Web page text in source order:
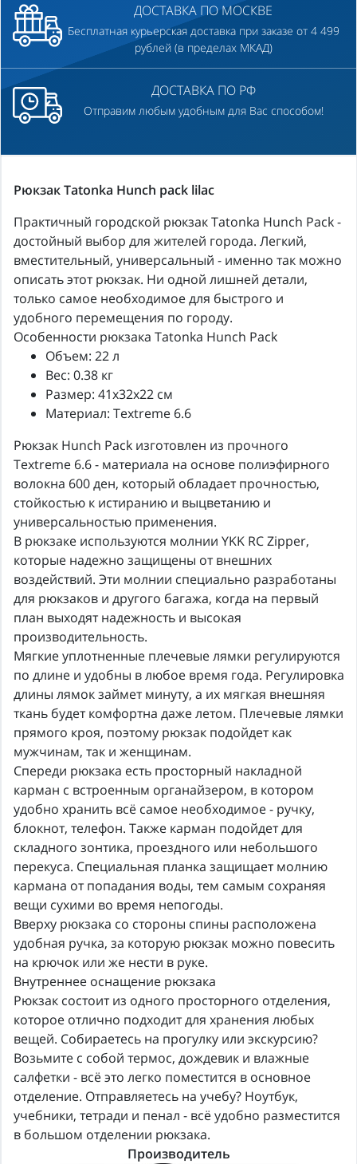
ДОСТАВКА ПО МОСКВЕ
Бесплатная курьерская доставка при заказе от 4 499
рублей (в пределах МКАД)
ДОСТАВКА ПО РФ
Отправим любым удобным для Вас способом!
Рюкзак Tatonka Hunch pack lilac
Практичный городской рюкзак Tatonka Hunch Pack -
достойный выбор для жителей города. Легкий,
вместительный, универсальный - именно так можно
описать этот рюкзак. Ни одной лишней детали,
только самое необходимое для быстрого и
удобного перемещения по городу.
Особенности рюкзака Tatonka Hunch Pack
Объем: 22 л
Вес: 0.38 кг
Размер: 41x32x22 см
Материал: Textreme 6.6
Рюкзак Hunch Pack изготовлен из прочного
Textreme 6.6 - материала на основе полиэфирного
волокна 600 ден, который обладает прочностью,
стойкостью к истиранию и выцветанию и
универсальностью применения.
В рюкзаке используются молнии YKK RC Zipper,
которые надежно защищены от внешних
воздействий. Эти молнии специально разработаны
для рюкзаков и другого багажа, когда на первый
план выходят надежность и высокая
производительность.
Мягкие уплотненные плечевые лямки регулируются
по длине и удобны в любое время года. Регулировка
длины лямок займет минуту, а их мягкая внешняя
ткань будет комфортна даже летом. Плечевые лямки
прямого кроя, поэтому рюкзак подойдет как
мужчинам, так и женщинам.
Спереди рюкзака есть просторный накладной
карман с встроенным органайзером, в котором
удобно хранить всё самое необходимое - ручку,
блокнот, телефон. Также карман подойдет для
складного зонтика, проездного или небольшого
перекуса. Специальная планка защищает молнию
кармана от попадания воды, тем самым сохраняя
вещи сухими во время непогоды.
Вверху рюкзака со стороны спины расположена
удобная ручка, за которую рюкзак можно повесить
на крючок или же нести в руке.
Внутреннее оснащение рюкзака
Рюкзак состоит из одного просторного отделения,
которое отлично подходит для хранения любых
вещей. Собираетесь на прогулку или экскурсию?
Возьмите с собой термос, дождевик и влажные
салфетки - всё это легко поместится в основное
отделение. Отправляетесь на учебу? Ноутбук,
учебники, тетради и пенал - всё удобно разместится
в большом отделении рюкзака.
Производитель